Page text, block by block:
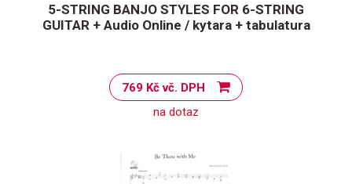
5-STRING BANJO STYLES FOR 6-STRING
GUITAR + Audio Online / kytara + tabulatura
769 Kč vč. DPH
na dotaz